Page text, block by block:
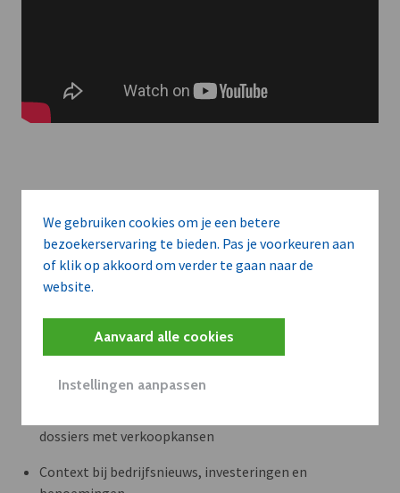
We gebruiken cookies om je een betere
bezoekerservaring te bieden. Pas je voorkeuren aan
of klik op akkoord om verder te gaan naar de
website.
Aanvaard alle cookies
Instellingen aanpassen
Meer context. Dieper begrip.
Artikels zoals deze brengen het nieuws.
Met een dVO-abonnement krijgt u dat nieuws in de juiste
zakelijke context — met inzicht in sectoren, bedrijven en
strategische bewegingen.
dossiers met verkoopkansen
Context bij bedrijfsnieuws, investeringen en